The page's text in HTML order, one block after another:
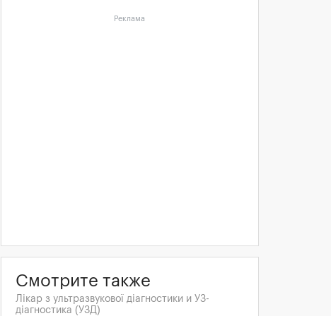
Реклама
Смотрите также
Лікар з ультразвукової діагностики и УЗ-
діагностика (УЗД)